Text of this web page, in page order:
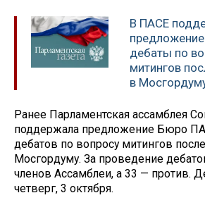
В ПАСЕ
дебаты по
митингов
в
Ранее Парламентская ассамблея
поддержала предложение Бюро
дебатов по вопросу митингов
Мосгордуму. За проведение
членов Ассамблеи, а 33 — против.
четверг, 3 октября.